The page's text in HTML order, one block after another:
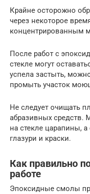
Крайне осторожно
через некоторое
концентрированным
После работ с
стекле могут
успела застыть,
промыть участок
Не следует очищать
абразивных средств.
на стекле царапины,
глазури и краски.
Как правильно
работе
Эпоксидные смолы